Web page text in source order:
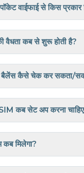
वाईफाई से किस प्रकार
वैधता कब से शुरू होती है?
बैलेंस कैसे चेक कर सकता/
कब सेट अप करना
कब मिलेगा?